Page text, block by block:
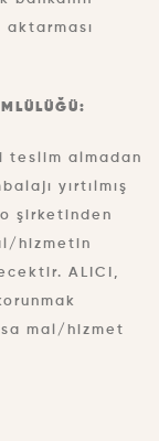
aktarması
teslim almadan
yırtılmış
şirketinden
hizmetin
ALICI,
mal/hizmet